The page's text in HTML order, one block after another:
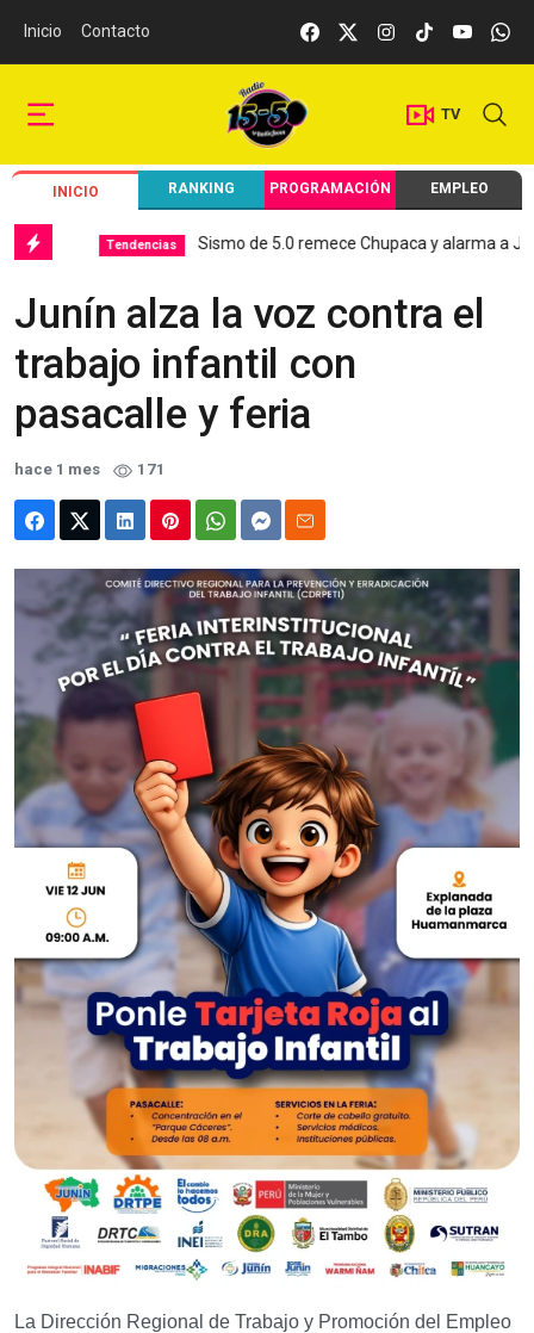
Inicio Contacto
TV
INICIO RANKING PROGRAMACIÓN EMPLEO
Tendencias Sismo de 5.0 remece Chupaca y alarma a Junín
Junín alza la voz contra el
trabajo infantil con
pasacalle y feria
hace 1 mes 171
La Dirección Regional de Trabajo y Promoción del Empleo